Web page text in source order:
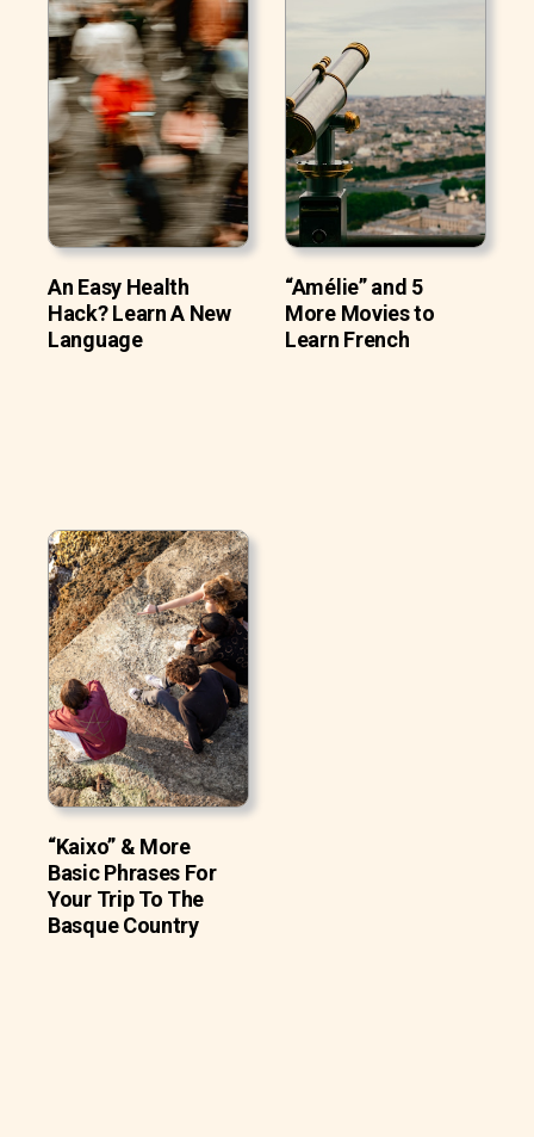
An Easy Health
Hack? Learn A New
Language
“Amélie” and 5
More Movies to
Learn French
“Kaixo” & More
Basic Phrases For
Your Trip To The
Basque Country